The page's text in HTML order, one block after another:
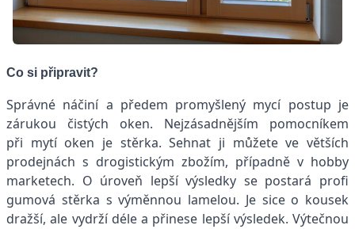
Co si připravit?
Správné náčiní a předem promyšlený mycí postup je
zárukou čistých oken. Nejzásadnějším pomocníkem
při mytí oken je stěrka. Sehnat ji můžete ve větších
prodejnách s drogistickým zbožím, případně v hobby
marketech. O úroveň lepší výsledky se postará profi
gumová stěrka s výměnnou lamelou. Je sice o kousek
dražší, ale vydrží déle a přinese lepší výsledek. Výtečnou